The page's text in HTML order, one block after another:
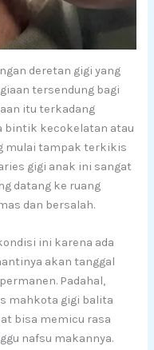
deretan gigi yang
tersendung bagi
itu terkadang
bintik kecokelatan atau
mulai tampak terkikis
gigi anak ini sangat
datang ke ruang
dan bersalah.
ini karena ada
akan tanggal
Padahal,
mahkota gigi balita
bisa memicu rasa
nafsu makannya.